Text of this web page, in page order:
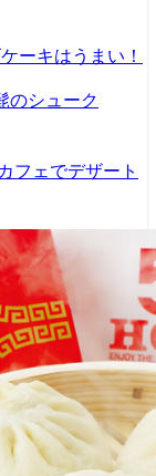
ーキはうまい！
フェでデザート